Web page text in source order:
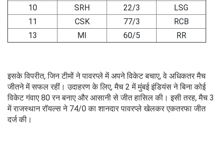
10
SRH 22/3
LSG
11
CSK 77/3
RCB
13
MI 60/5 RR
इसके विपरीत, जिन टीमों ने पावरप्ले में अपने विकेट बचाए, वे अधिकतर मैच
जीतने में सफल रहीं। उदाहरण के लिए, मैच 2 में मुंबई इंडियंस ने बिना कोई
विकेट गंवाए 80 रन बनाए और आसानी से जीत हासिल की। इसी तरह, मैच 3
में राजस्थान रॉयल्स ने 74/0 का शानदार पावरप्ले खेलकर एकतरफा जीत
दर्ज की।